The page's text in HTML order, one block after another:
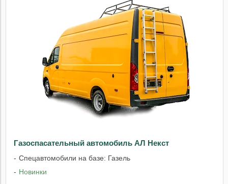
Газоспасательный автомобиль АЛ Некст
Спецавтомобили на базе: Газель
Новинки